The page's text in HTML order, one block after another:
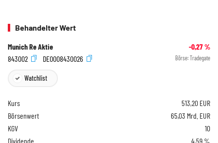
Behandelter Wert
Munich Re Aktie -0,27%
843002
DE0008430026 Börse: Tradegate
Watchlist
Kurs 513,20 EUR
Börsenwert
65,03 Mrd. EUR
KGV
10
Dividende
4,59 %